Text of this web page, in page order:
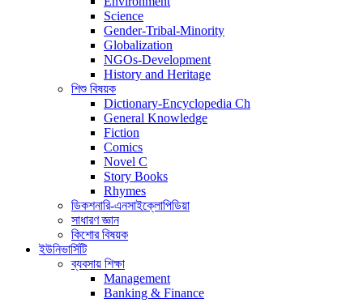
Science
Gender-Tribal-Minority
Globalization
NGOs-Development
History and Heritage
শিশু বিষয়ক
Dictionary-Encyclopedia Ch
General Knowledge
Fiction
Comics
Novel C
Story Books
Rhymes
ডিকশনারি-এনসাইক্লোপিডিয়া
সাধারণ জ্ঞান
কিশোর বিষয়ক
ইউনিভার্সিটি
ব্যবসায় শিক্ষা
Management
Banking & Finance